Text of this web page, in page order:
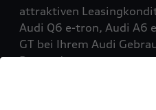
attraktiven
Audi Q6 e-tron, Audi A6
GT bei Ihrem Audi
Partner!